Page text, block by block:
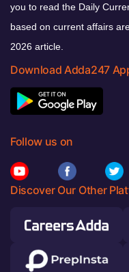
you to read the Daily
based on current affairs
2026 article.
Download Adda247
Follow us on
Discover Our Other